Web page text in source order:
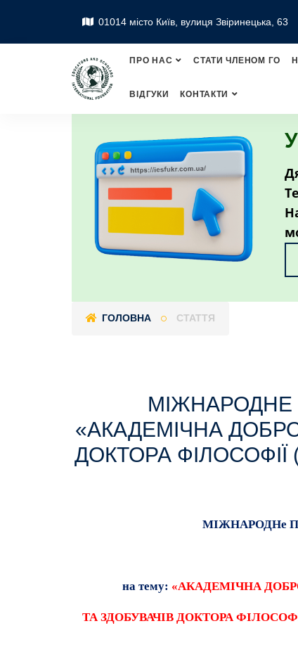
01014 місто Київ, вулиця Звіринецька, 63
ПРО НАС СТАТИ ЧЛЕНОМ ГО
ВІДГУКИ КОНТАКТИ
ГОЛОВНА СТАТТЯ
МІЖНАРОДНЕ
«АКАДЕМІЧНА
ДОКТОРА
МІЖНАРОДНе
на тему: «АКАДЕМІЧНА
ТА ЗДОБУВАЧІВ ДОКТОРА